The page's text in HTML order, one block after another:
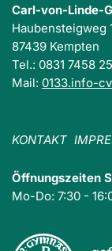
Carl-von-Linde-
Haubensteigweg
87439 Kempten
Tel.: 0831 7458
Mail: 0133.info-
KONTAKT
Öffnungszeiten
Mo-Do: 7:30 -